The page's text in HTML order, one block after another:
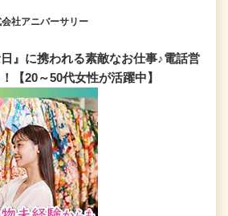
社アニバーサリー
日』に携われる素敵なお仕事♪電話営
【20～50代女性が活躍中】